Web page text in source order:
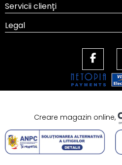
Servicii clienți
Legal
Creare magazin online,